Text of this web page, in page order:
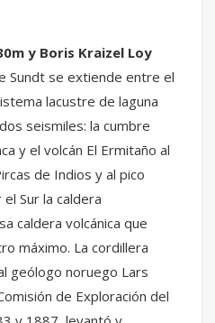
y Boris Kraizel Loy
Sundt se extiende entre el
lacustre de laguna
seismiles: la cumbre
y el volcán El Ermitaño al
de Indios y al pico
Sur la caldera
caldera volcánica que
máximo. La cordillera
geólogo noruego Lars
de Exploración del